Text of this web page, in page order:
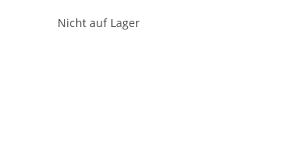
Nicht auf Lager